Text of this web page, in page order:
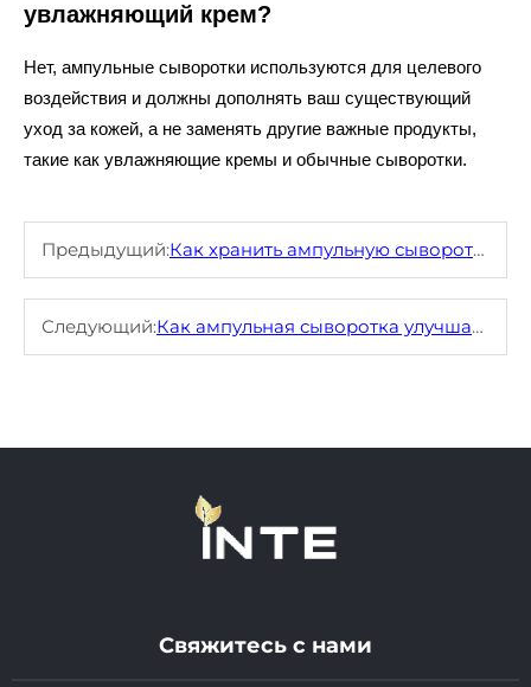
увлажняющий крем?
Нет, ампульные сыворотки используются для целевого
воздействия и должны дополнять ваш существующий
уход за кожей, а не заменять другие важные продукты,
такие как увлажняющие кремы и обычные сыворотки.
Предыдущий:Как хранить ампульную сыворотку, чтобы сохранить ее эффективность на длительный срок?
Следующий:Как ампульная сыворотка улучшает текстуру кожи?
Свяжитесь с нами